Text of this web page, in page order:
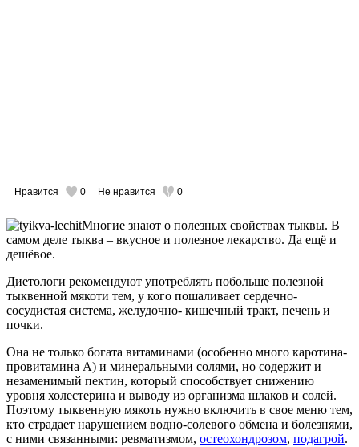
Нравится 0 Не нравится 0
Многие знают о полезных свойствах тыквы. В
самом деле тыква – вкусное и полезное лекарство. Да ещё и
дешёвое.
Диетологи рекомендуют употреблять побольше полезной
тыквенной мякоти тем, у кого пошаливает сердечно-
сосудистая система, желудочно- кишечный тракт, печень и
почки.
Она не только богата витаминами (особенно много каротина-
провитамина А) и минеральными солями, но содержит и
незаменимый пектин, который способствует снижению
уровня холестерина и выводу из организма шлаков и солей.
Поэтому тыквенную мякоть нужно включить в свое меню тем,
кто страдает нарушением водно-солевого обмена и болезнями,
с ними связанными: ревматизмом, остеохондрозом, подагрой.